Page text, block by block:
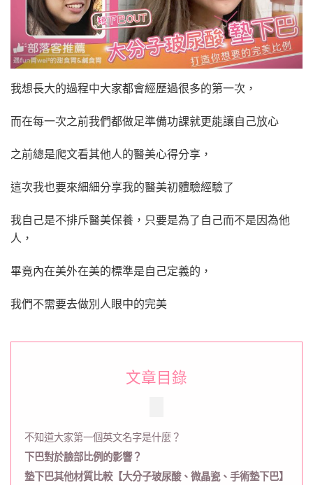
巴
後
縮、
平
下
巴
注
玻
酸
有
臉〉
中
我想長大的過程中大家都會經歷過很多的第一次，
而在每一次之前我們都做足準備功課就更能讓自己放心
之前總是爬文看其他人的醫美心得分享，
這次我也要來細細分享我的醫美初體驗經驗了
我自己是不排斥醫美保養，只要是為了自己而不是因為他
人，
畢竟內在美外在美的標準是自己定義的，
我們不需要去做別人眼中的完美
文章目錄
不知道大家第一個英文名字是什麼？
下巴對於臉部比例的影響？
墊下巴其他材質比較【大分子玻尿酸、微晶瓷、手術墊下巴】